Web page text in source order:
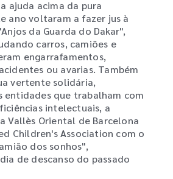
ajuda acima da pura
ano voltaram a fazer jus à
da Guarda do Dakar",
carros, camiões e
engarrafamentos,
ou avarias. Também
vertente solidária,
entidades que trabalham com
intelectuais, a
Vallès Oriental de Barcelona
Children's Association com o
dos sonhos",
de descanso do passado